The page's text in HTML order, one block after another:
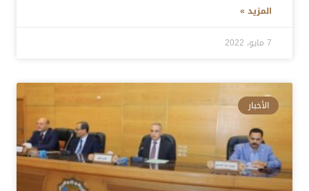
المزيد »
7 مايو، 2022
الأخبار